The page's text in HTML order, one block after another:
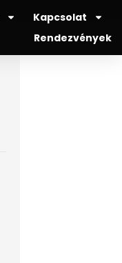
Kapcsolat
Rendezvények